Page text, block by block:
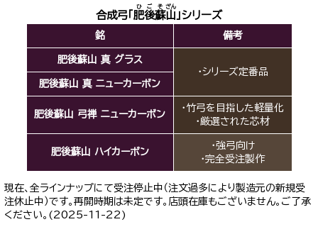
合成弓「 肥後
ひご
蘇
そ
山
ざん
」シリーズ
銘 備考
肥後蘇山 真 グラス
・シリーズ定番品
肥後蘇山 真 ニューカーボン
肥後蘇山 弓禅 ニューカーボン
・竹弓を目指した軽量化
・厳選された芯材
肥後蘇山 ハイカーボン
・強弓向け
・完全受注製作
現在、全ラインナップにて受注停止中（注文過多により製造元の新規受
注休止中）です。再開時期は未定です。店頭在庫もございません。ご了承
ください。(2025-11-22)